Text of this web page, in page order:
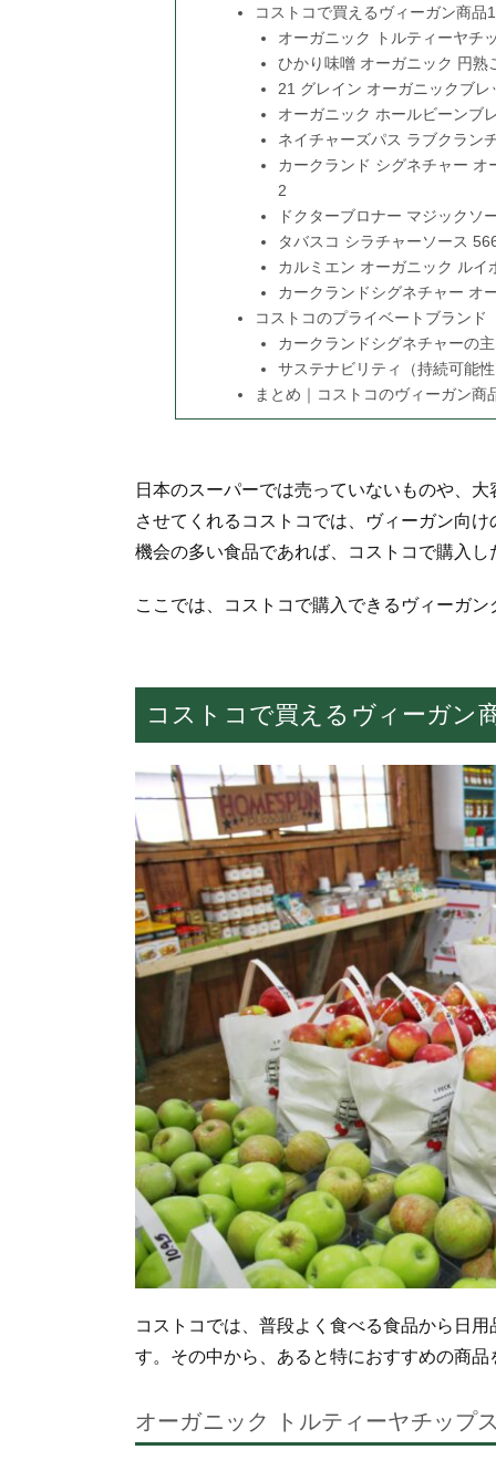
コストコで買えるヴィーガン商品
オーガニック トルティーヤチ
ひかり味噌 オーガニック 円熟
21 グレイン オーガニックブ
オーガニック ホールビーンブ
ネイチャーズパス ラブクラン
カークランド シグネチャー
2
ドクターブロナー マジックソ
タバスコ シラチャーソース
カルミエン オーガニック ルイ
カークランドシグネチャー オ
コストコのプライベートブラン
カークランドシグネチャーの
サステナビリティ（持続可能
まとめ｜コストコのヴィーガン商
日本のスーパーでは売っていないものや、
させてくれるコストコでは、ヴィーガン向
機会の多い食品であれば、コストコで購入
ここでは、コストコで購入できるヴィーガ
コストコで買えるヴィーガン
コストコでは、普段よく食べる食品から日
す。その中から、あると特におすすめの商
オーガニック トルティーヤチップ